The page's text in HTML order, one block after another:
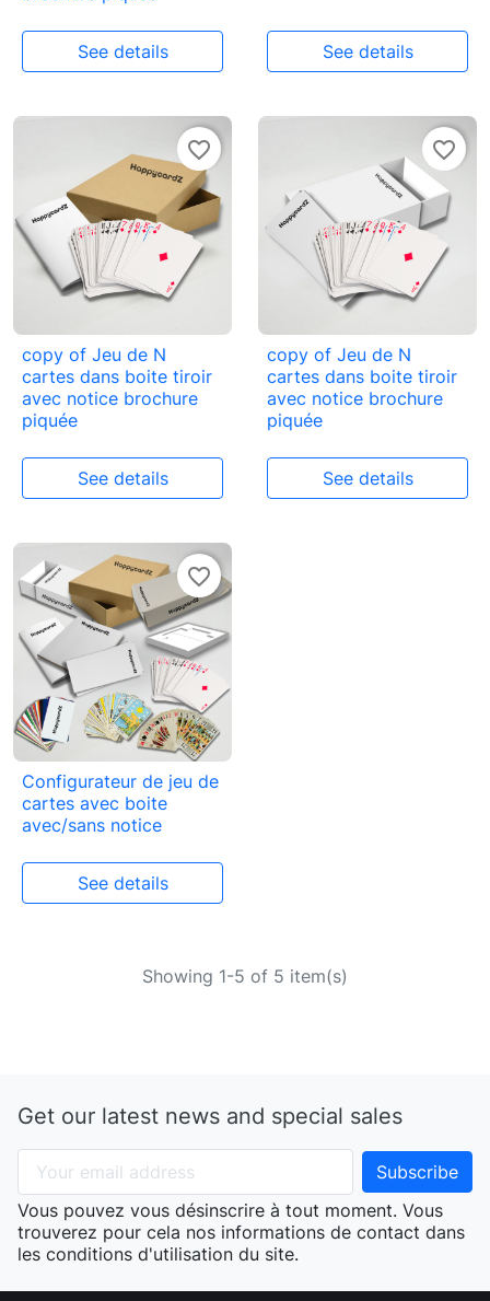
See details See details
favorite_border
copy of Jeu de N
cartes dans boite tiroir
avec notice brochure
piquée
See details
favorite_border
copy of Jeu de N
cartes dans boite tiroir
avec notice brochure
piquée
See details
favorite_border
Configurateur de jeu de
cartes avec boite
avec/sans notice
See details
Showing 1-5 of 5 item(s)
Get our latest news and special sales
Vous pouvez vous désinscrire à tout moment. Vous
trouverez pour cela nos informations de contact dans
les conditions d'utilisation du site.